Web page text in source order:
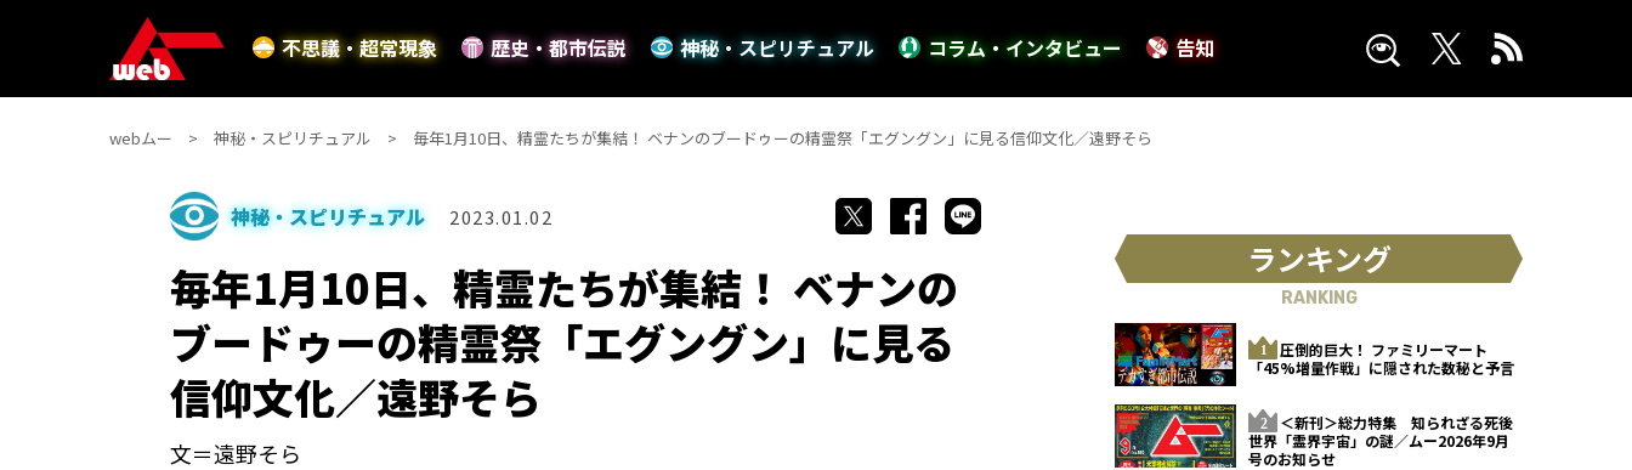
不思議・超常現象 歴史・都市伝説 神秘・スピリチュアル コラム・インタビュー 告知
webムー 神秘・スピリチュアル 毎年1月10日、精霊たちが集結！ ベナンのブードゥーの精霊祭「エグングン」に見る信仰文化／遠野そら
神秘・スピリチュアル 2023.01.02
毎年1月10日、精霊たちが集結！ ベナンの
ブードゥーの精霊祭「エグングン」に見る
信仰文化／遠野そら
文＝遠野そら
ランキング
RANKING
圧倒的巨大！ ファミリーマート
「45%増量作戦」に隠された数秘と予言
＜新刊＞総力特集 知られざる死後
世界「霊界宇宙」の謎／ムー2026年9月
号のお知らせ